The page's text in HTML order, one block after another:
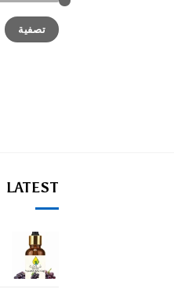
أدنى
سعر
أعلى
سعرتصفية
LATEST